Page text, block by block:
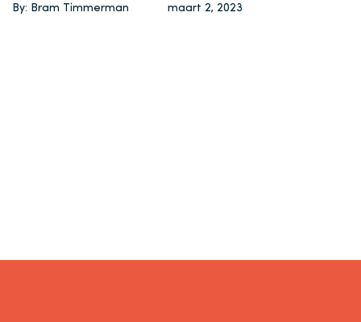
By: Bram Timmerman maart 2, 2023